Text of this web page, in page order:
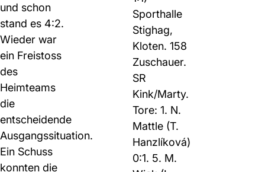
und schon
stand es 4:2.
Wieder war
ein Freistoss
des
Heimteams
die
entscheidende
Ausgangssituation.
Ein Schuss
konnten die
Sporthalle
Stighag,
Kloten. 158
Zuschauer.
SR
Kink/Marty.
Tore: 1. N.
Mattle (T.
Hanzlíková)
0:1. 5. M.